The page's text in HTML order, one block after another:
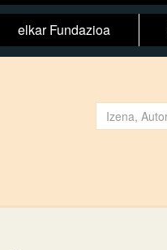
elkar Fundazioa